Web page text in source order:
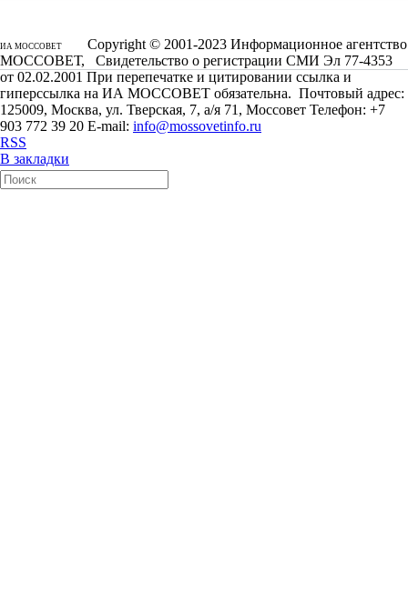
ИА МОССОВЕТ
Copyright © 2001-2023 Информационное агентство
МОССОВЕТ, Свидетельство о регистрации СМИ Эл 77-4353
от 02.02.2001 При перепечатке и цитировании ссылка и
гиперссылка на ИА МОССОВЕТ обязательна. Почтовый адрес:
125009, Москва, ул. Тверская, 7, а/я 71, Моссовет Телефон: +7
903 772 39 20 E-mail: info@mossovetinfo.ru
RSS
В закладки